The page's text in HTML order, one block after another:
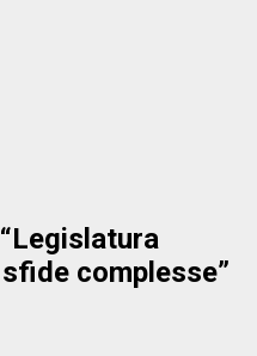
complesse”